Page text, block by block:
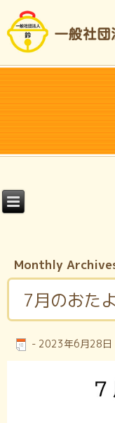
Monthly
7月のおた
- 2023年6月28日